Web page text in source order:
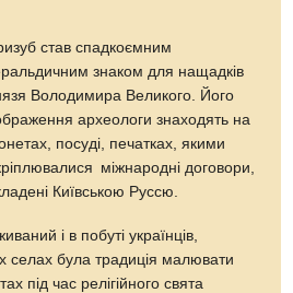
став спадкоємним
знаком для нащадків
Володимира Великого. Його
археологи знаходять на
посуді, печатках, якими
міжнародні договори,
Київською Руссю.
і в побуті українців,
селах була традиція малювати
під час релігійного свята